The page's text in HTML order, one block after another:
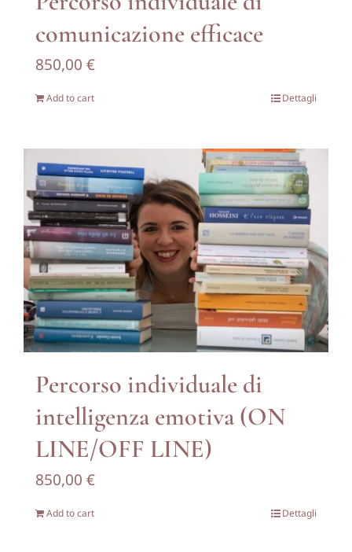
comunicazione efficace
850,00 €
Add to cart Dettagli
Percorso individuale di
intelligenza emotiva (ON
LINE/OFF LINE)
850,00 €
Add to cart Dettagli